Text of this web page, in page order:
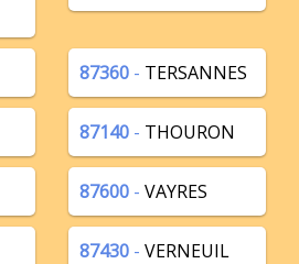
87360 - TERSANNES
87140 - THOURON
87600 - VAYRES
87430 - VERNEUIL